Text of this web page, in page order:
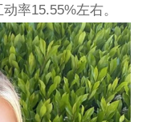
率15.55%左右。